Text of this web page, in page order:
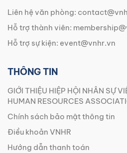
Liên hệ văn phòng:
Hỗ trợ thành viên:
Hỗ trợ sự kiện: event@vnhr.vn
THÔNG TIN
GIỚI THIỆU HIỆP HỘI NHÂN SỰ
HUMAN RESOURCES
Chính sách bảo mật thông tin
Điều khoản VNHR
Hướng dẫn thanh toán